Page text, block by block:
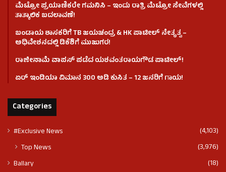
ಮೆಟ್ರೋ ಪ್ರಯಾಣಿಕರೇ ಗಮನಿಸಿ – ಇಂದು ರಾತ್ರಿ ಮೆಟ್ರೋ ಸೇವೆಗಳಲ್ಲಿ
ತಾತ್ಕಾಲಿಕ ಬದಲಾವಣೆ!
ಬಂಡಾಯ ಶಾಸಕರಿಗೆ TB ಜಯಚಂದ್ರ & HK ಪಾಟೀಲ್ ನೇತೃತ್ವ –
ಅಧಿವೇಶನದಲ್ಲಿ ಡಿಕೆಶಿಗೆ ಮುಜುಗರ!
ರಾಜೀನಾಮೆ ವಾಪಸ್ ಪಡೆದ ಯಶವಂತರಾಯಗೌಡ ಪಾಟೀಲ್‌!
ಏರ್ ಇಂಡಿಯಾ ವಿಮಾನ 300 ಅಡಿ ಕುಸಿತ – 12 ಜನರಿಗೆ ಗಾಯ!
Categories
#Exclusive News (4,103)
Top News (3,976)
Ballary
(18)